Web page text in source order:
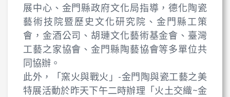
展中心、金門縣政府文化局指導，德化陶瓷
藝術技院暨歷史文化研究院、金門縣工策
會，金酒公司、胡璉文化藝術基金會、臺灣
工藝之家協會、金門縣陶藝協會等多單位共
同協辦。
此外，「窯火與戰火」-金門陶與瓷工藝之美
特展活動於昨天下午二時辦理「火土交織~金